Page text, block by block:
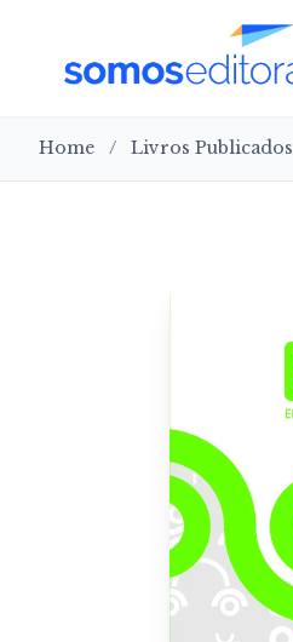
Home / Livros Publicados